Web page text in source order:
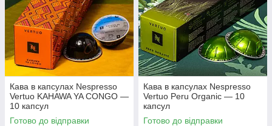
Кава в капсулах Nespresso
Vertuo KAHAWA YA CONGO —
10 капсул
Готово до відправки
Кава в капсулах Nespresso
Vertuo Peru Organic — 10
капсул
Готово до відправки